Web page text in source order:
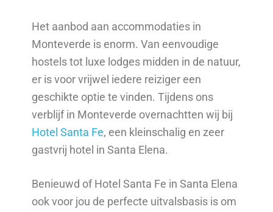
Het aanbod aan accommodaties in
Monteverde is enorm. Van eenvoudige
hostels tot luxe lodges midden in de natuur,
er is voor vrijwel iedere reiziger een
geschikte optie te vinden. Tijdens ons
verblijf in Monteverde overnachtten wij bij
Hotel Santa Fe, een kleinschalig en zeer
gastvrij hotel in Santa Elena.
Benieuwd of Hotel Santa Fe in Santa Elena
ook voor jou de perfecte uitvalsbasis is om